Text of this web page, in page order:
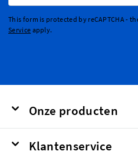
This form is protected by reCAPTCHA -
Service apply.
Onze producten
Klantenservice